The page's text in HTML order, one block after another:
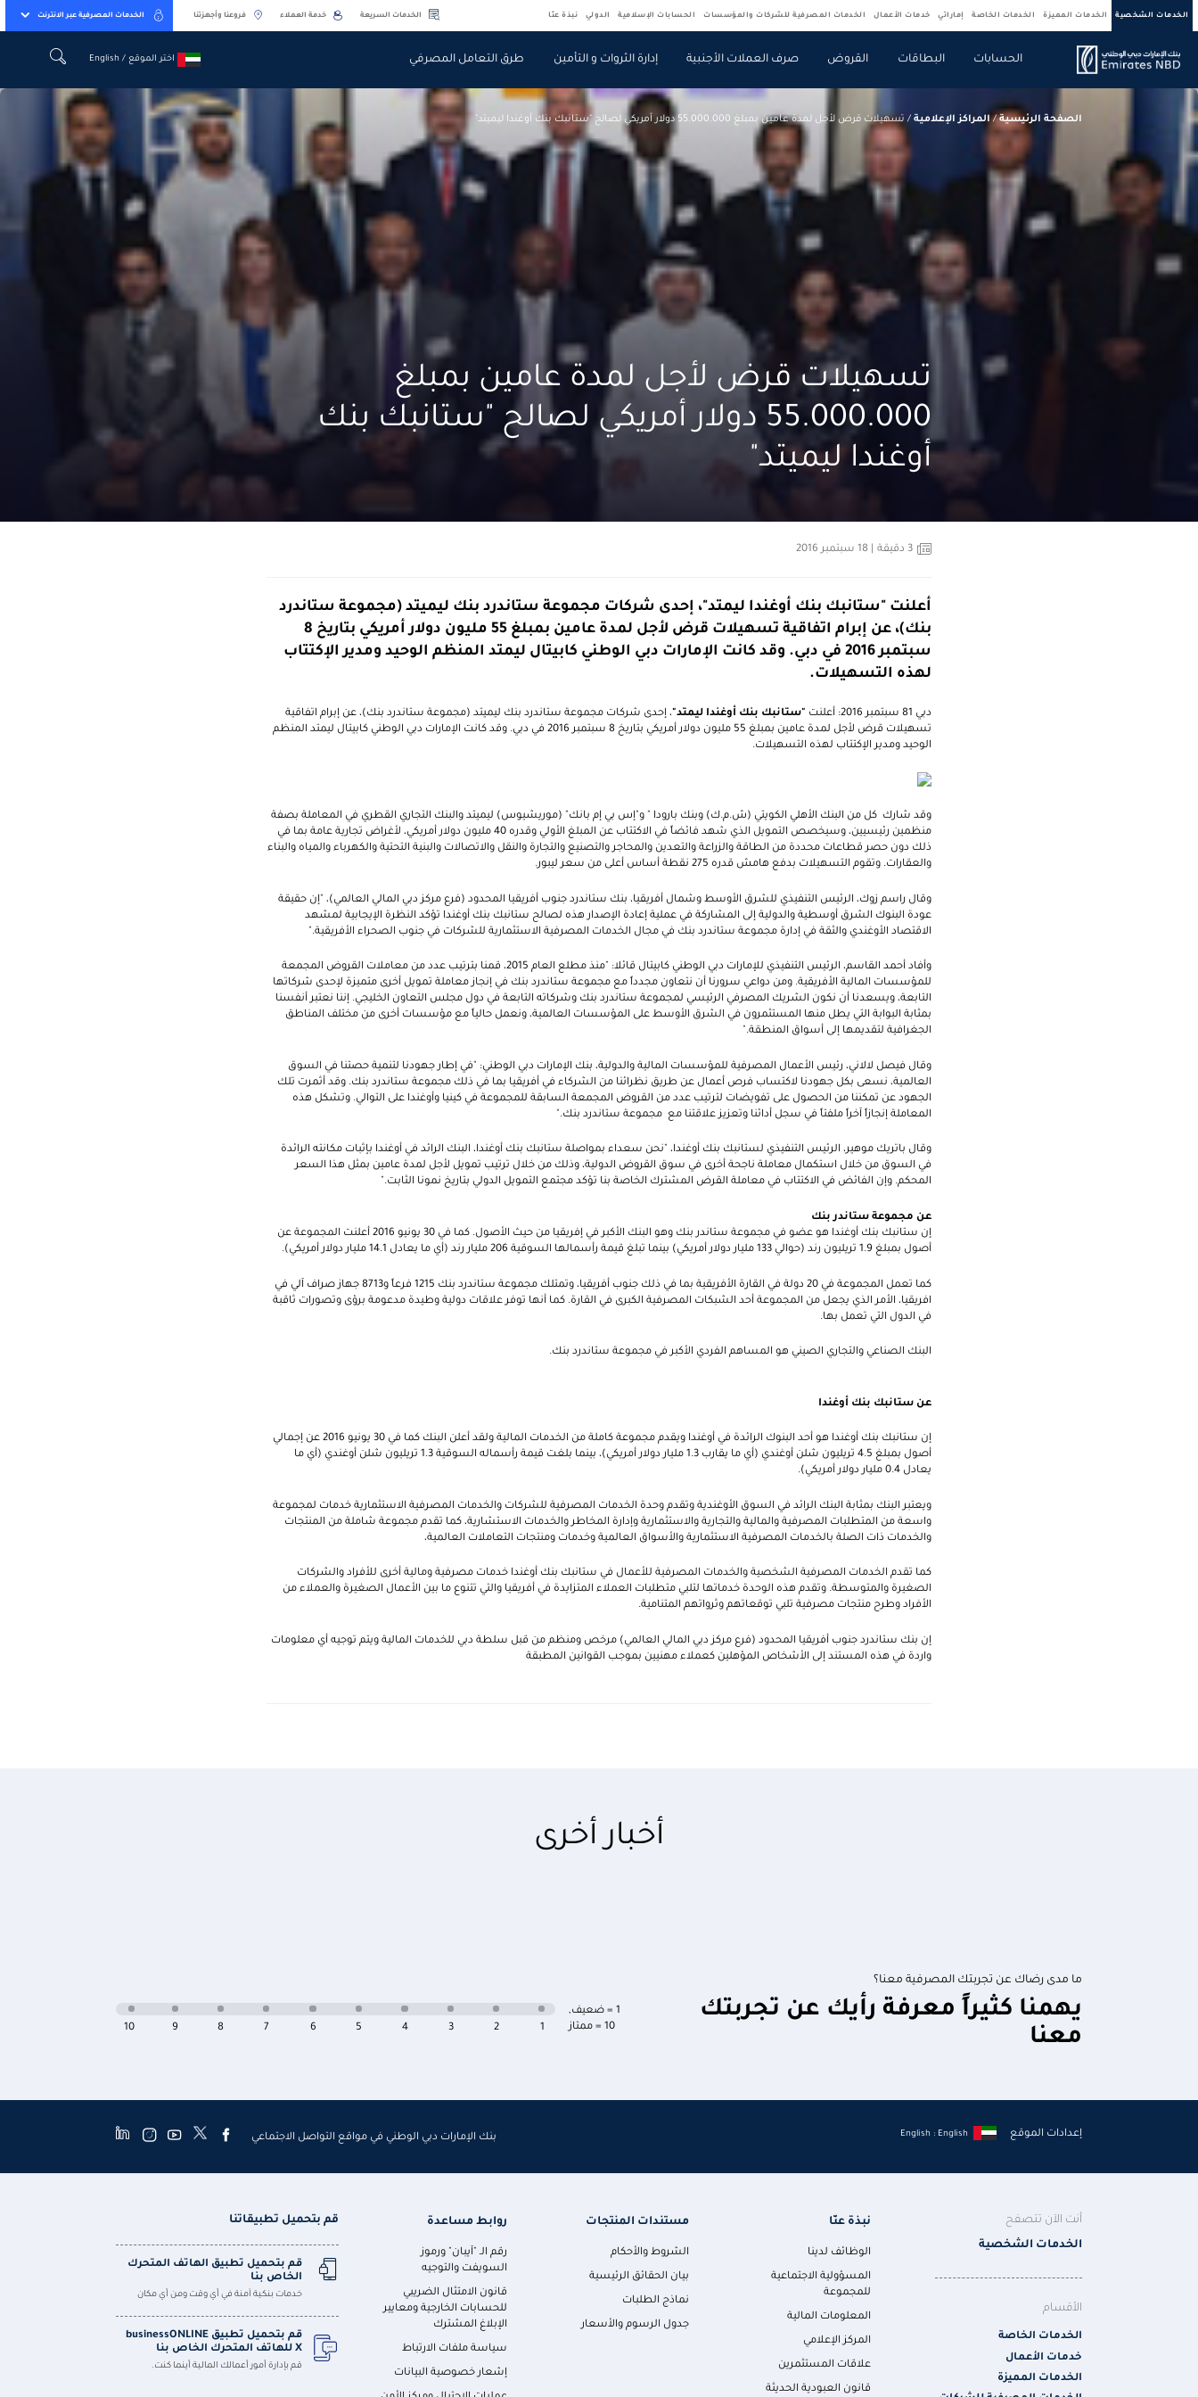
الخدمات الشخصية الخدمات المميزة الخدمات الخاصة إماراتي خدمات الأعمال الخدمات المصرفية للشركات والمؤسسات الحسابات الإسلامية الدولي نبذة عنّا الخدمات السريعة خدمة العملاء فروعنا وأجهزتنا الخدمات المصرفية عبر الانترنت
الحسابات البطاقات القروض صرف العملات الأجنبية إدارة الثروات و التأمين طرق التعامل المصرفي
اختر الموقع / English
اختر الموقع / English
الصفحة الرئيسية/المراكز الإعلامية /تسهيلات قرض لأجل لمدة عامين بمبلغ 55.000.000 دولار أمريكي لصالح "ستانبك بنك أوغندا ليميتد"
تسهيلات قرض لأجل لمدة عامين بمبلغ
55.000.000 دولار أمريكي لصالح "ستانبك بنك
أوغندا ليميتد"
3 دقيقة
أعلنت "ستانبك بنك أوغندا ليمتد"، إحدى شركات مجموعة ستاندرد بنك ليميتد (مجموعة ستاندرد
بنك)، عن إبرام اتفاقية تسهيلات قرض لأجل لمدة عامين بمبلغ 55 مليون دولار أمريكي بتاريخ 8
سبتمبر 2016 في دبي. وقد كانت الإمارات دبي الوطني كابيتال ليمتد المنظم الوحيد ومدير الإكتتاب
لهذه التسهيلات.
دبي 8 1 سبتمبر 2016: أعلنت "ستانبك بنك أوغندا ليمتد"، إحدى شركات مجموعة ستاندرد بنك ليميتد (مجموعة ستاندرد بنك)، عن إبرام اتفاقية
تسهيلات قرض لأجل لمدة عامين بمبلغ 55 مليون دولار أمريكي بتاريخ 8 سبتمبر 2016 في دبي. وقد كانت الإمارات دبي الوطني كابيتال ليمتد المنظم
الوحيد ومدير الإكتتاب لهذه التسهيلات.
وقد شارك كل من البنك الأهلي الكويتي (ش.م.ك) وبنك بارودا " و"إس بي إم بانك" (موريشيوس) ليميتد والبنك التجاري القطري في المعاملة بصفة
منظمين رئيسيين، وسيخصص التمويل الذي شهد فائضاً في الاكتتاب عن المبلغ الأولي وقدره 40 مليون دولار أمريكي، لأغراض تجارية عامة بما في
ذلك دون حصر قطاعات محددة من الطاقة والزراعة والتعدين والمحاجر والتصنيع والتجارة والنقل والاتصالات والبنية التحتية والكهرباء والمياه والبناء
والعقارات. وتقوم التسهيلات بدفع هامش قدره 275 نقطة أساس أعلى من سعر ليبور.
وقال راسم زوك، الرئيس التنفيذي للشرق الأوسط وشمال أفريقيا، بنك ستاندرد جنوب أفريقيا المحدود (فرع مركز دبي المالي العالمي)، "إن حقيقة
عودة البنوك الشرق أوسطية والدولية إلى المشاركة في عملية إعادة الإصدار هذه لصالح ستانبك بنك أوغندا تؤكد النظرة الإيجابية لمشهد
الاقتصاد الأوغندي والثقة في إدارة مجموعة ستاندرد بنك في مجال الخدمات المصرفية الاستثمارية للشركات في جنوب الصحراء الأفريقية."
وأفاد أحمد القاسم، الرئيس التنفيذي للإمارات دبي الوطني كابيتال قائلا: "منذ مطلع العام 2015، قمنا بترتيب عدد من معاملات القروض المجمعة
للمؤسسات المالية الأفريقية. ومن دواعي سرورنا أن نتعاون مجدداً مع مجموعة ستاندرد بنك في إنجاز معاملة تمويل أخرى متميزة لإحدى شركاتها
التابعة، ويسعدنا أن نكون الشريك المصرفي الرئيسي لمجموعة ستاندرد بنك وشركاته التابعة في دول مجلس التعاون الخليجي. إننا نعتبر أنفسنا
بمثابة البوابة التي يطل منها المستثمرون في الشرق الأوسط على المؤسسات العالمية، ونعمل حالياً مع مؤسسات أخرى من مختلف المناطق
الجغرافية لتقديمها إلى أسواق المنطقة."
وقال فيصل لالاني، رئيس الأعمال المصرفية للمؤسسات المالية والدولية، بنك الإمارات دبي الوطني: "في إطار جهودنا لتنمية حصتنا في السوق
العالمية، نسعى بكل جهودنا لاكتساب فرص أعمال عن طريق نظرائنا من الشركاء في أفريقيا بما في ذلك مجموعة ستاندرد بنك. وقد أثمرت تلك
الجهود عن تمكننا من الحصول على تفويضات لترتيب عدد من القروض المجمعة السابقة للمجموعة في كينيا وأوغندا على التوالي. وتشكل هذه
المعاملة إنجازاً آخراً ملفتاً في سجل أدائنا وتعزيز علاقتنا مع مجموعة ستاندرد بنك."
وقال باتريك موهير، الرئيس التنفيذي لستانبك بنك أوغندا، "نحن سعداء بمواصلة ستانبك بنك أوغندا، البنك الرائد في أوغندا بإثبات مكانته الرائدة
في السوق من خلال استكمال معاملة ناجحة أخرى في سوق القروض الدولية، وذلك من خلال ترتيب تمويل لأجل لمدة عامين بمثل هذا السعر
المحكم. وإن الفائض في الاكتتاب في معاملة القرض المشترك الخاصة بنا تؤكد مجتمع التمويل الدولي بتاريخ نمونا الثابت."
عن مجموعة ستاندر بنك
إن ستانبك بنك أوغندا هو عضو في مجموعة ستاندر بنك وهو البنك الأكبر في إفريقيا من حيث الأصول. كما في 30 يونيو 2016 أعلنت المجموعة عن
أصول بمبلغ 1.9 تريليون رند (حوالي 133 مليار دولار أمريكي) بينما تبلغ قيمة رأسمالها السوقية 206 مليار رند (أي ما يعادل 14.1 مليار دولار أمريكي).
كما تعمل المجموعة في 20 دولة في القارة الأفريقية بما في ذلك جنوب أفريقيا، وتمتلك مجموعة ستاندرد بنك 1215 فرعاً و8713 جهاز صراف آلي في
افريقيا، الأمر الذي يجعل من المجموعة أحد الشبكات المصرفية الكبرى في القارة. كما أنها توفر علاقات دولية وطيدة مدعومة برؤى وتصورات ثاقبة
في الدول التي تعمل بها.
البنك الصناعي والتجاري الصيني هو المساهم الفردي الأكبر في مجموعة ستاندرد بنك.
عن ستانبك بنك أوغندا
إن ستانبك بنك أوغندا هو أحد البنوك الرائدة في أوغندا ويقدم مجموعة كاملة من الخدمات المالية ولقد أعلن البنك كما في 30 يونيو 2016 عن إجمالي
أصول بمبلغ 4.5 تريليون شلن أوغندي (أي ما يقارب 1.3 مليار دولار أمريكي)، بينما بلغت قيمة رأسماله السوقية 1.3 تريليون شلن أوغندي (أي ما
يعادل 0.4 مليار دولار أمريكي).
ويعتبر البنك بمثابة البنك الرائد في السوق الأوغندية وتقدم وحدة الخدمات المصرفية للشركات والخدمات المصرفية الاستثمارية خدمات لمجموعة
واسعة من المتطلبات المصرفية والمالية والتجارية والاستثمارية وإدارة المخاطر والخدمات الاستشارية، كما تقدم مجموعة شاملة من المنتجات
والخدمات ذات الصلة بالخدمات المصرفية الاستثمارية والأسواق العالمية وخدمات ومنتجات التعاملات العالمية،
كما تقدم الخدمات المصرفية الشخصية والخدمات المصرفية للأعمال في ستانبك بنك أوغندا خدمات مصرفية ومالية أخرى للأفراد والشركات
الصغيرة والمتوسطة. وتقدم هذه الوحدة خدماتها لتلبي متطلبات العملاء المتزايدة في أفريقيا والتي تتنوع ما بين الأعمال الصغيرة والعملاء من
الأفراد وطرح منتجات مصرفية تلبي توقعاتهم وثرواتهم المتنامية.
إن بنك ستاندرد جنوب أفريقيا المحدود (فرع مركز دبي المالي العالمي) مرخص ومنظم من قبل سلطة دبي للخدمات المالية ويتم توجيه أي معلومات
واردة في هذه المستند إلى الأشخاص المؤهلين كعملاء مهنيين بموجب القوانين المطبقة
أخبار أخرى
ما مدى رضاك عن تجربتك المصرفية معنا؟
يهمنا كثيراً معرفة رأيك عن تجربتك
معنا
1 = ضعيف
,
10 = ممتاز
10 9 8 7 6 5 4 3 2 1
إعدادات الموقع English : English بنك الإمارات دبي الوطني في مواقع التواصل الاجتماعي
أنت الآن تتصفح
الخدمات الشخصية
الأقسام
الخدمات الخاصة
خدمات الأعمال
الخدمات المميزة
نبذة عنّا
الوظائف لدينا
المسؤولية الاجتماعية
للمجموعة
المعلومات المالية
المركز الإعلامي
علاقات المستثمرين
قانون العبودية الحديثة
مستندات المنتجات
الشروط والأحكام
بيان الحقائق الرئيسية
نماذج الطلبات
جدول الرسوم والأسعار
روابط مساعدة
رقم الـ "آيبان" ورموز
السويفت والتوجيه
قانون الامتثال الضريبي
للحسابات الخارجية ومعايير
الإبلاغ المشترك
سياسة ملفات الارتباط
إشعار خصوصية البيانات
قم بتحميل تطبيقاتنا
قم بتحميل تطبيق الهاتف المتحرك
الخاص بنا
خدمات بنكية آمنة في أي وقت ومن أي مكان
قم بتحميل تطبيق businessONLINE
X للهاتف المتحرك الخاص بنا
قم بإدارة أمور أعمالك المالية أينما كنت.